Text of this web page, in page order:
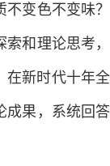
变色不变味？
和理论思考，
在新时代十年全
成果，系统回答